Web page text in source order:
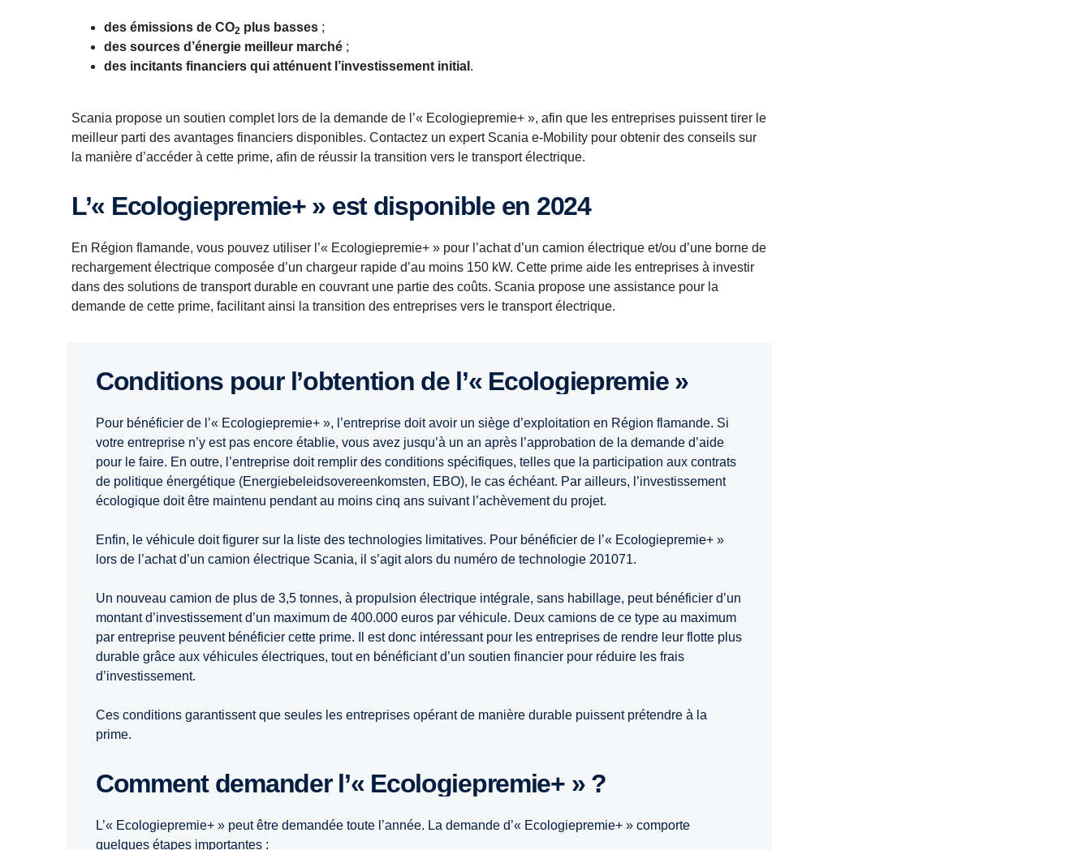
des émissions de CO2 plus basses ;
des sources d’énergie meilleur marché ;
des incitants financiers qui atténuent l’investissement initial .
Scania propose un soutien complet lors de la demande de l’« Ecologiepremie+ », afin que les entreprises puissent tirer le
meilleur parti des avantages financiers disponibles. Contactez un expert Scania e-Mobility pour obtenir des conseils sur
la manière d’accéder à cette prime, afin de réussir la transition vers le transport électrique.
L’« Ecologiepremie+ » est disponible en 2024
En Région flamande, vous pouvez utiliser l’« Ecologiepremie+ » pour l’achat d’un camion électrique et/ou d’une borne de
rechargement électrique composée d’un chargeur rapide d’au moins 150 kW. Cette prime aide les entreprises à investir
dans des solutions de transport durable en couvrant une partie des coûts. Scania propose une assistance pour la
demande de cette prime, facilitant ainsi la transition des entreprises vers le transport électrique.
Conditions pour l’obtention de l’« Ecologiepremie »
Pour bénéficier de l’« Ecologiepremie+ », l’entreprise doit avoir un siège d’exploitation en Région flamande. Si
votre entreprise n’y est pas encore établie, vous avez jusqu’à un an après l’approbation de la demande d’aide
pour le faire. En outre, l’entreprise doit remplir des conditions spécifiques, telles que la participation aux contrats
de politique énergétique (Energiebeleidsovereenkomsten, EBO), le cas échéant. Par ailleurs, l’investissement
écologique doit être maintenu pendant au moins cinq ans suivant l’achèvement du projet.
Enfin, le véhicule doit figurer sur la liste des technologies limitatives. Pour bénéficier de l’« Ecologiepremie+ »
lors de l’achat d’un camion électrique Scania, il s’agit alors du numéro de technologie 201071.
Un nouveau camion de plus de 3,5 tonnes, à propulsion électrique intégrale, sans habillage, peut bénéficier d’un
montant d’investissement d’un maximum de 400.000 euros par véhicule. Deux camions de ce type au maximum
par entreprise peuvent bénéficier cette prime. Il est donc intéressant pour les entreprises de rendre leur flotte plus
durable grâce aux véhicules électriques, tout en bénéficiant d’un soutien financier pour réduire les frais
d’investissement.
Ces conditions garantissent que seules les entreprises opérant de manière durable puissent prétendre à la
prime.
Comment demander l’« Ecologiepremie+ » ?
L’« Ecologiepremie+ » peut être demandée toute l’année. La demande d’« Ecologiepremie+ » comporte
quelques étapes importantes :